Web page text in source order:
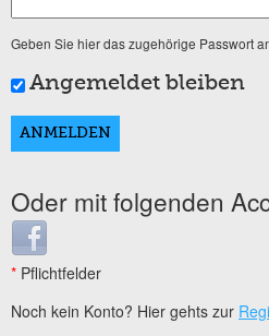
Geben Sie hier das zugehörige Passwort
Angemeldet bleiben
Oder mit folgenden
Login with Facebook
* Pflichtfelder
Noch kein Konto? Hier gehts zur